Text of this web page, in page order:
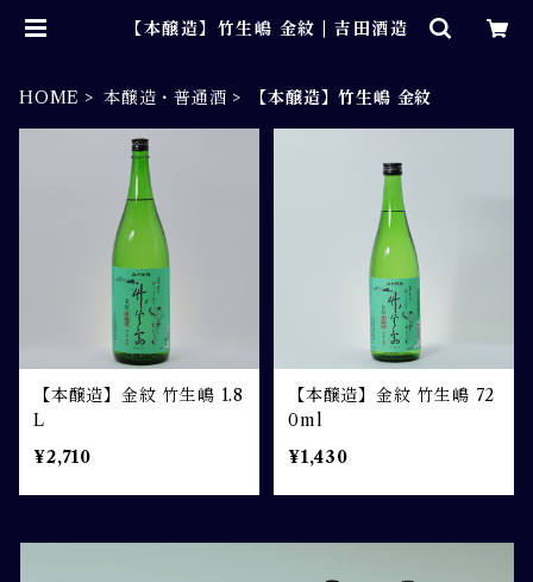
【本醸造】竹生嶋 金紋 | 吉田酒造
HOME 本醸造・普通酒 【本醸造】竹生嶋 金紋
【本醸造】金紋 竹生嶋 1.8
L
¥2,710
【本醸造】金紋 竹生嶋 72
0ml
¥1,430